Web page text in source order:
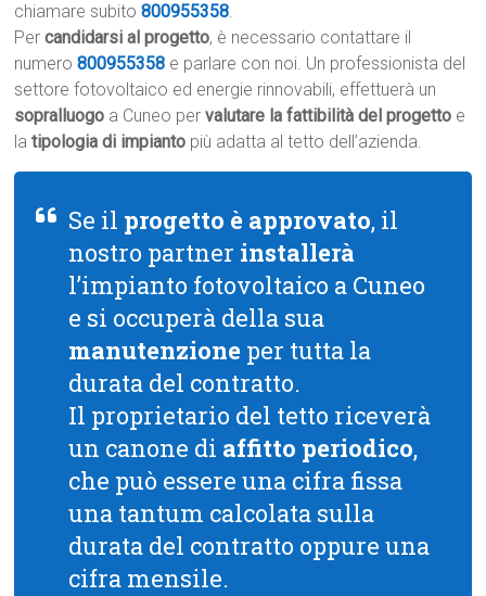
chiamare subito800955358.
Percandidarsi al progetto, è necessario contattare il
numero800955358 e parlare con noi. Un professionista del
settore fotovoltaico ed energie rinnovabili, effettuerà un
sopralluogo a Cuneo pervalutare la fattibilità del progetto e
latipologia di impianto più adatta al tetto dell’azienda.
Se il progetto è approvato, il
nostro partner installerà
l’impianto fotovoltaico a Cuneo
e si occuperà della sua
manutenzione per tutta la
durata del contratto.
Il proprietario del tetto riceverà
un canone di affitto periodico,
che può essere una cifra fissa
una tantum calcolata sulla
durata del contratto oppure una
cifra mensile.